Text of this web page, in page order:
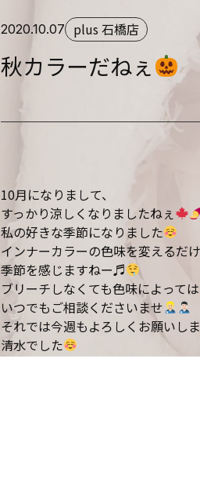
2020.10.07 plus 石橋店
秋カラーだねぇ
10月になりまして、
すっかり涼しくなりましたねぇ
私の好きな季節になりました
インナーカラーの色味を変えるだけ
季節を感じますねー♬
ブリーチしなくても色味によって
いつでもご相談くださいませ
それでは今週もよろしくお願いし
清水でした